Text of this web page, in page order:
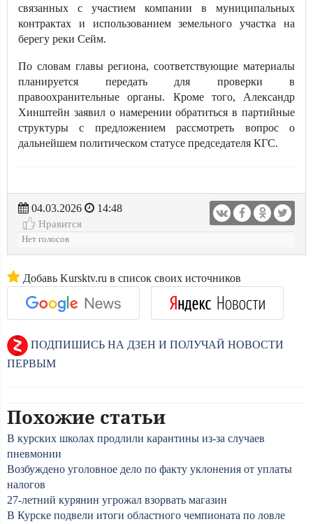
связанных с участием компании в муниципальных
контрактах и использованием земельного участка на
берегу реки Сейм.
По словам главы региона, соответствующие материалы
планируется передать для проверки в
правоохранительные органы. Кроме того, Александр
Хинштейн заявил о намерении обратиться в партийные
структуры с предложением рассмотреть вопрос о
дальнейшем политическом статусе председателя КГС.
04.03.2026
14:48
Нравится
Нет голосов
Добавь Kursktv.ru в список своих источников
ПОДПИШИСЬ НА ДЗЕН И ПОЛУЧАЙ НОВОСТИ
ПЕРВЫМ
Похожие статьи
В курских школах продлили карантины из-за случаев
пневмонии
Возбуждено уголовное дело по факту уклонения от уплаты
налогов
27-летний курянин угрожал взорвать магазин
В Курске подвели итоги областного чемпионата по ловле